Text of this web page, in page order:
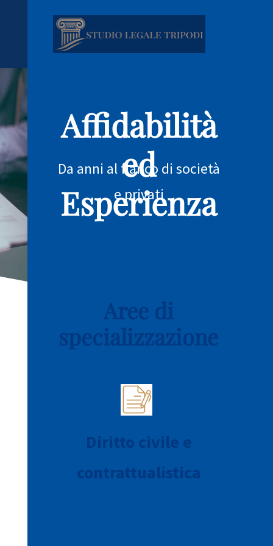
Affidabilità
ed
Esperienza
Da anni al fianco di società
e privati
Aree di
specializzazione
Diritto civile e
contrattualistica